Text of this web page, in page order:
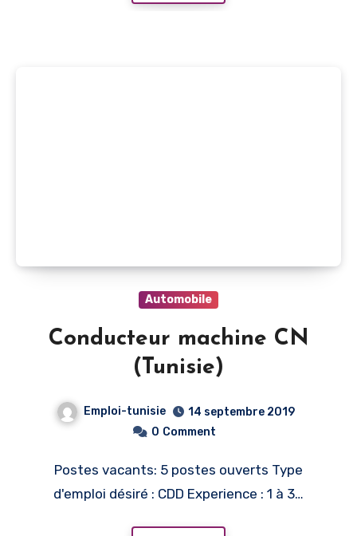
Automobile
Conducteur machine CN
(Tunisie)
Emploi-tunisie
14 septembre 2019
0 Comment
Postes vacants: 5 postes ouverts Type
d'emploi désiré : CDD Experience : 1 à 3…